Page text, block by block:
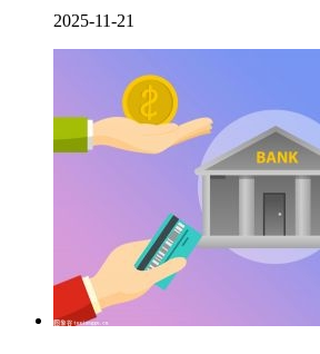
2025-11-21